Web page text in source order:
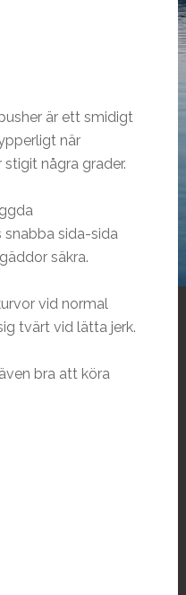
är ett smidigt
när
några grader.
snabba sida-sida
säkra.
vid normal
tvärt vid lätta jerk.
bra att köra